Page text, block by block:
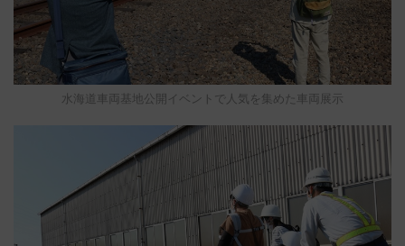
水海道車両基地公開イベントで人気を集めた車両展示